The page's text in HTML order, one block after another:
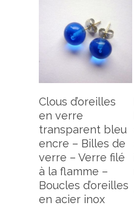
Ajouter Au
Clous d’oreilles
en verre
transparent bleu
encre – Billes de
verre – Verre filé
à la flamme –
Boucles d’oreilles
en acier inox